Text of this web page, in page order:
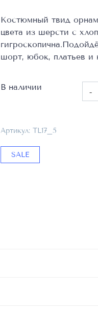
3780,00 ₽.
Костюмный твид
цвета из шерсти с
шорт, юбок, платьев и
В наличии
Артикул: TL17_5
SALE